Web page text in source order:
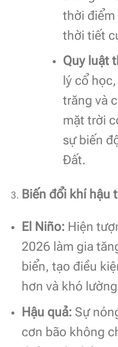
thời điểm
thời tiết
Quy luật
lý cổ
trăng và
mặt trời
sự biến
Đất.
Biến đổi khí hậu
El Niño: Hiện
2026 làm gia
biển, tạo điều
hơn và khó
Hậu quả: Sự
cơn bão không